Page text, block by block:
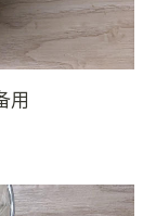
用